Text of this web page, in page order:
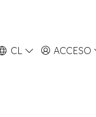
CL ACCESO